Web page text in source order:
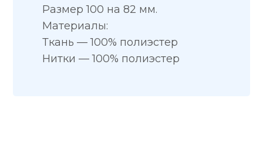
Размер 100 на 82 мм.
Материалы:
Ткань — 100% полиэстер
Нитки — 100% полиэстер